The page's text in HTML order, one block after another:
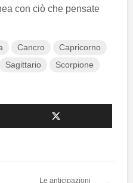
con ciò che pensate
Cancro
Capricorno
Sagittario
Scorpione
Le anticipazioni